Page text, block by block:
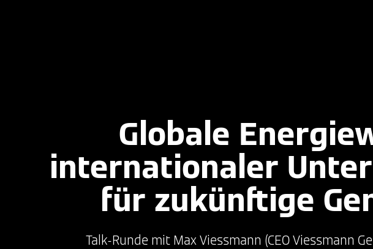
Globale
internationaler
für zukünftige
Talk-Runde mit Max Viessmann (CEO Viessmann